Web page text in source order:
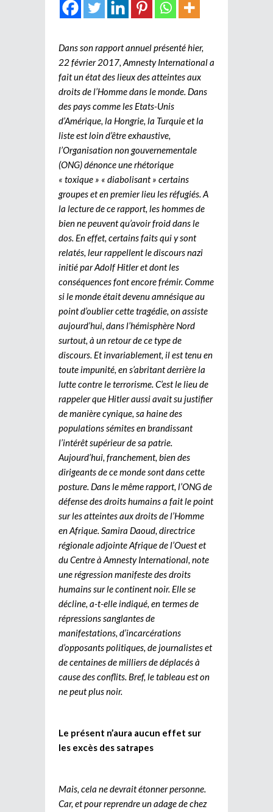
Dans son rapport annuel présenté hier,
22 février 2017, Amnesty International a
fait un état des lieux des atteintes aux
droits de l’Homme dans le monde. Dans
des pays comme les Etats-Unis
d’Amérique, la Hongrie, la Turquie et la
liste est loin d’être exhaustive,
l’Organisation non gouvernementale
(ONG) dénonce une rhétorique
« toxique » « diabolisant » certains
groupes et en premier lieu les réfugiés. A
la lecture de ce rapport, les hommes de
bien ne peuvent qu’avoir froid dans le
dos. En effet, certains faits qui y sont
relatés, leur rappellent le discours nazi
initié par Adolf Hitler et dont les
conséquences font encore frémir. Comme
si le monde était devenu amnésique au
point d’oublier cette tragédie, on assiste
aujourd’hui, dans l’hémisphère Nord
surtout, à un retour de ce type de
discours. Et invariablement, il est tenu en
toute impunité, en s’abritant derrière la
lutte contre le terrorisme. C’est le lieu de
rappeler que Hitler aussi avait su justifier
de manière cynique, sa haine des
populations sémites en brandissant
l’intérêt supérieur de sa patrie.
Aujourd’hui, franchement, bien des
dirigeants de ce monde sont dans cette
posture. Dans le même rapport, l’ONG de
défense des droits humains a fait le point
sur les atteintes aux droits de l’Homme
en Afrique. Samira Daoud, directrice
régionale adjointe Afrique de l’Ouest et
du Centre à Amnesty International, note
une régression manifeste des droits
humains sur le continent noir. Elle se
décline, a-t-elle indiqué, en termes de
répressions sanglantes de
manifestations, d’incarcérations
d’opposants politiques, de journalistes et
de centaines de milliers de déplacés à
cause des conflits. Bref, le tableau est on
ne peut plus noir.
Le présent n’aura aucun effet sur
les excès des satrapes
Mais, cela ne devrait étonner personne.
Car, et pour reprendre un adage de chez